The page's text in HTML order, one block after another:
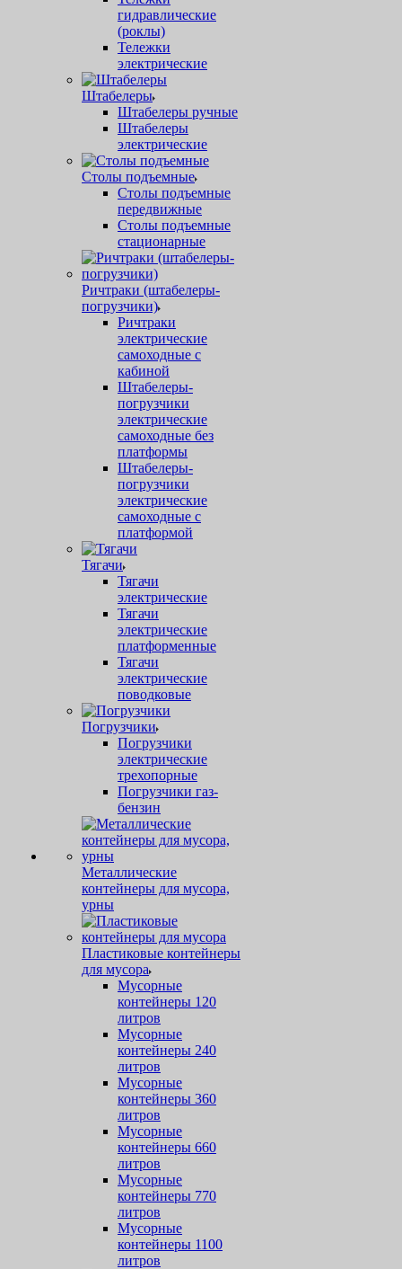
гидравлические
(роклы)
Тележки
электрические
Штабелеры
Штабелеры ручные
Штабелеры
электрические
Столы подъемные
Столы подъемные
передвижные
Столы подъемные
стационарные
Ричтраки (штабелеры-
погрузчики)
Ричтраки
электрические
самоходные с
кабиной
Штабелеры-
погрузчики
электрические
самоходные без
платформы
Штабелеры-
погрузчики
электрические
самоходные с
платформой
Тягачи
Тягачи
электрические
Тягачи
электрические
платформенные
Тягачи
электрические
поводковые
Погрузчики
Погрузчики
электрические
трехопорные
Погрузчики газ-
бензин
Металлические
контейнеры для мусора,
урны
Пластиковые контейнеры
для мусора
Мусорные
контейнеры 120
литров
Мусорные
контейнеры 240
литров
Мусорные
контейнеры 360
литров
Мусорные
контейнеры 660
литров
Мусорные
контейнеры 770
литров
Мусорные
контейнеры 1100
литров